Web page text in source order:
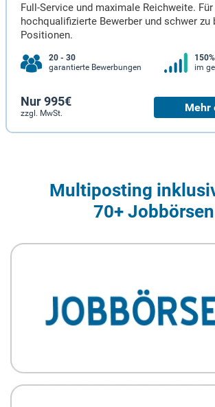
Full-Service und maximale Reichweite.
hochqualifizierte Bewerber und schwer zu
Positionen.
20 - 30
garantierte Bewerbungen
im
Nur 995€
zzgl. MwSt. Mehr
Multiposting
70+ Jobbörsen